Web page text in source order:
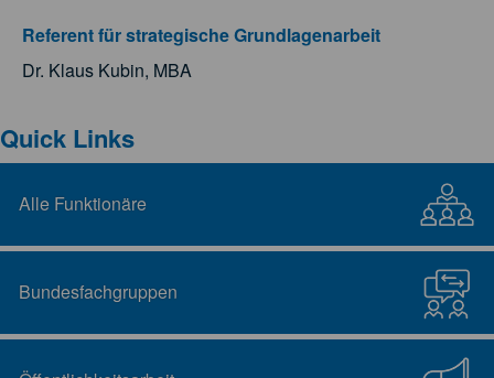
Referent für strategische Grundlagenarbeit
Dr. Klaus Kubin, MBA
Quick Links
Alle Funktionäre
Bundesfachgruppen